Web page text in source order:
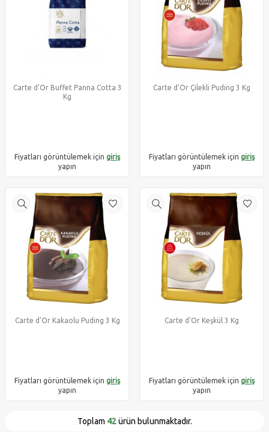
Carte d'Or Buffet Panna Cotta 3
Kg
Fiyatları görüntülemek için giriş
yapın
Carte d'Or Çilekli Puding 3 Kg
Fiyatları görüntülemek için giriş
yapın
Carte d'Or Kakaolu Puding 3 Kg
Fiyatları görüntülemek için giriş
yapın
Carte d'Or Keşkül 3 Kg
Fiyatları görüntülemek için giriş
yapın
Toplam 42ürün bulunmaktadır.